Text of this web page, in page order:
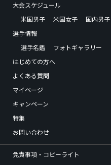
大会スケジュール
米国男子
米国女子 国内男子
選手情報
選手名鑑
フォトギャラリー
はじめての方へ
よくある質問
マイページ
キャンペーン
特集
お問い合わせ
免責事項・コピーライト